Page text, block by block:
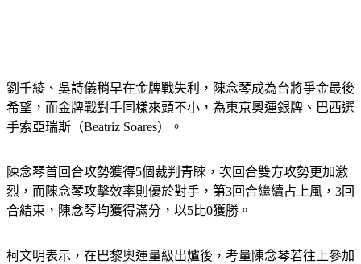
劉千綾、吳詩儀稍早在金牌戰失利，陳念琴成為台將爭金最後
希望，而金牌戰對手同樣來頭不小，為東京奧運銀牌、巴西選
手索亞瑞斯（Beatriz Soares）。
陳念琴首回合攻勢獲得5個裁判青睞，次回合雙方攻勢更加激
烈，而陳念琴攻擊效率則優於對手，第3回合繼續占上風，3回
合結束，陳念琴均獲得滿分，以5比0獲勝。
柯文明表示，在巴黎奧運量級出爐後，考量陳念琴若往上參加